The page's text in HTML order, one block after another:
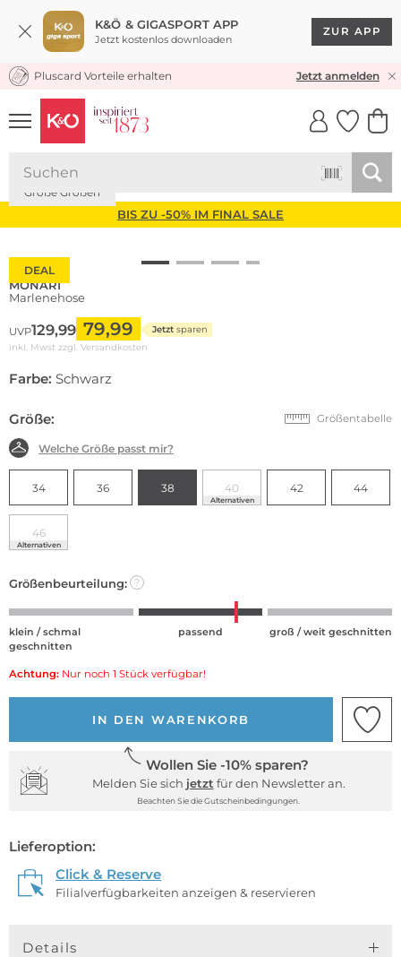
K&Ö & GIGASPORT APP
Jetzt kostenlos downloaden
ZUR APP
KOSTENLOSER VERSAND* & RÜCKVERSAND
Pluscard Vorteile erhalten Jetzt anmelden
UNSERE APP
CLICK &
BIS ZU -50% IM FINAL SALE
DEAL
Große Größen
MONARI
Marlenehose
UVP129,99 79,99 Jetzt sparen
inkl. Mwst zzgl. Versandkosten
Farbe: Schwarz
Größe: Größentabelle
Welche Größe passt mir?
34 36 38 40
Alternativen
42 44
46
Alternativen
Größenbeurteilung: ?
klein / schmal
geschnitten
passend groß / weit geschnitten
Achtung: Nur noch 1 Stück verfügbar!
IN DEN WARENKORB
Wollen Sie -10% sparen?
Melden Sie sich jetzt für den Newsletter an.
Beachten Sie die Gutscheinbedingungen.
Lieferoption:
Click & Reserve
Filialverfügbarkeiten anzeigen & reservieren
Details